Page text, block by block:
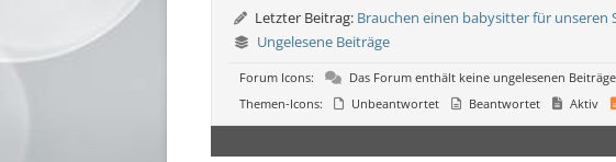
Letzter Beitrag: Brauchen einen babysitter für unseren
Ungelesene Beiträge
Forum Icons: Das Forum enthält keine ungelesenen Beiträge
Themen-Icons:
Unbeantwortet Beantwortet Aktiv